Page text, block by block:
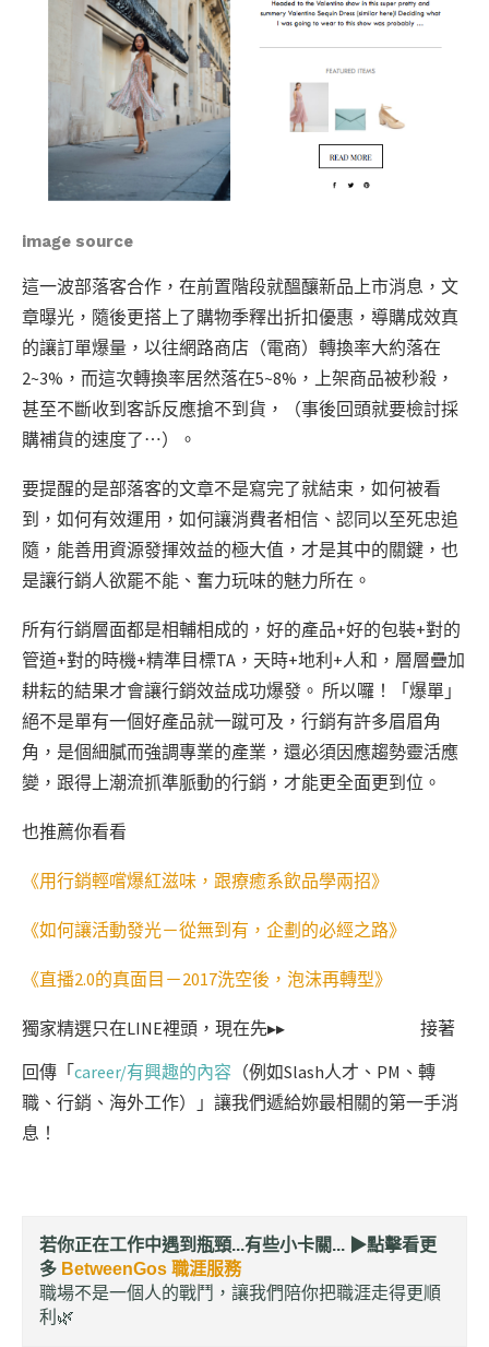
image source
這一波部落客合作，在前置階段就醞釀新品上市消息，文
章曝光，隨後更搭上了購物季釋出折扣優惠，導購成效真
的讓訂單爆量，以往網路商店（電商）轉換率大約落在
2~3%，而這次轉換率居然落在5~8%，上架商品被秒殺，
甚至不斷收到客訴反應搶不到貨，（事後回頭就要檢討採
購補貨的速度了⋯）。
要提醒的是部落客的文章不是寫完了就結束，如何被看
到，如何有效運用，如何讓消費者相信、認同以至死忠追
隨，能善用資源發揮效益的極大值，才是其中的關鍵，也
是讓行銷人欲罷不能、奮力玩味的魅力所在。
所有行銷層面都是相輔相成的，好的產品+好的包裝+對的
管道+對的時機+精準目標TA，天時+地利+人和，層層疊加
耕耘的結果才會讓行銷效益成功爆發。 所以囉！「爆單」
絕不是單有一個好產品就一蹴可及，行銷有許多眉眉角
角，是個細膩而強調專業的產業，還必須因應趨勢靈活應
變，跟得上潮流抓準脈動的行銷，才能更全面更到位。
也推薦你看看
《用行銷輕嚐爆紅滋味，跟療癒系飲品學兩招》
《如何讓活動發光－從無到有，企劃的必經之路》
《直播2.0的真面目－2017洗空後，泡沫再轉型》
獨家精選只在LINE裡頭，現在先▸▸
接著
回傳「career/有興趣的內容 （例如Slash人才、PM、轉
職、行銷、海外工作）」讓我們遞給妳最相關的第一手消
息！
若你正在工作中遇到瓶頸...有些小卡關... ▶︎點擊看更
多 BetweenGos 職涯服務
職場不是一個人的戰鬥，讓我們陪你把職涯走得更順
利🌿